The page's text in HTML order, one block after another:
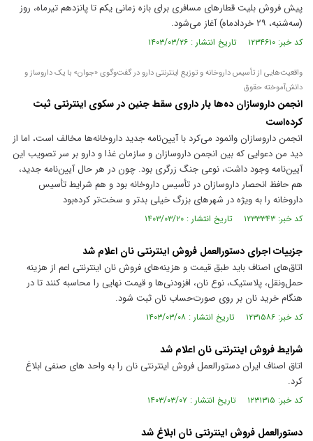
پیش فروش بلیت قطار‌های مسافری برای بازه زمانی یکم تا پانزدهم تیرماه، روز
(سه‌شنبه، ۲۹ خردادماه) آغاز می‌شود.
کد خبر: ۱۲۳۴۶۱۰ تاریخ انتشار : ۱۴۰۳/۰۳/۲۶
واقعیت‌هایی از تأسیس داروخانه و توزیع اینترنتی دارو در گفت‌وگوی «جوان» با یک داروساز و
دانش‌آموخته حقوق
انجمن داروسازان ده‌ها بار داروی سقط جنین در سکوی اینترنتی ثبت
کرده‌است
انجمن داروسازان وانمود می‌کرد با آیین‌نامه جدید داروخانه‌ها مخالف است، اما از
دید من دعوایی که بین انجمن داروسازان و سازمان غذا و دارو بر سر تصویب این
آیین‌نامه وجود داشت، نوعی جنگ زرگری بود. چون در هر حال آیین‌نامه جدید،
هم حافظ انحصار داروسازان در تأسیس داروخانه بود و هم شرایط تأسیس
داروخانه را به ویژه در شهر‌های بزرگ خیلی بدتر و سخت‌تر کرده‌بود
کد خبر: ۱۲۳۳۳۴۳ تاریخ انتشار : ۱۴۰۳/۰۳/۲۰
جزییات اجرای دستورالعمل فروش اینترنتی نان اعلام شد
اتاق‌های اصناف باید طبق قیمت و هزینه‌های فروش نان اینترنتی اعم از هزینه
حمل‌ونقل، پلاستیک، نوع نان، افزودنی‌ها و قیمت نهایی را محاسبه کنند تا در
هنگام خرید نان بر روی صورت‌حساب نان ثبت شود.
کد خبر: ۱۲۳۱۵۸۶ تاریخ انتشار : ۱۴۰۳/۰۳/۰۸
شرایط فروش اینترنتی نان اعلام شد
اتاق اصناف ایران دستورالعمل فروش اینترنتی نان را به واحد های صنفی ابلاغ
کرد.
کد خبر: ۱۲۳۱۳۱۵ تاریخ انتشار : ۱۴۰۳/۰۳/۰۷
دستورالعمل فروش اینترنتی نان ابلاغ شد